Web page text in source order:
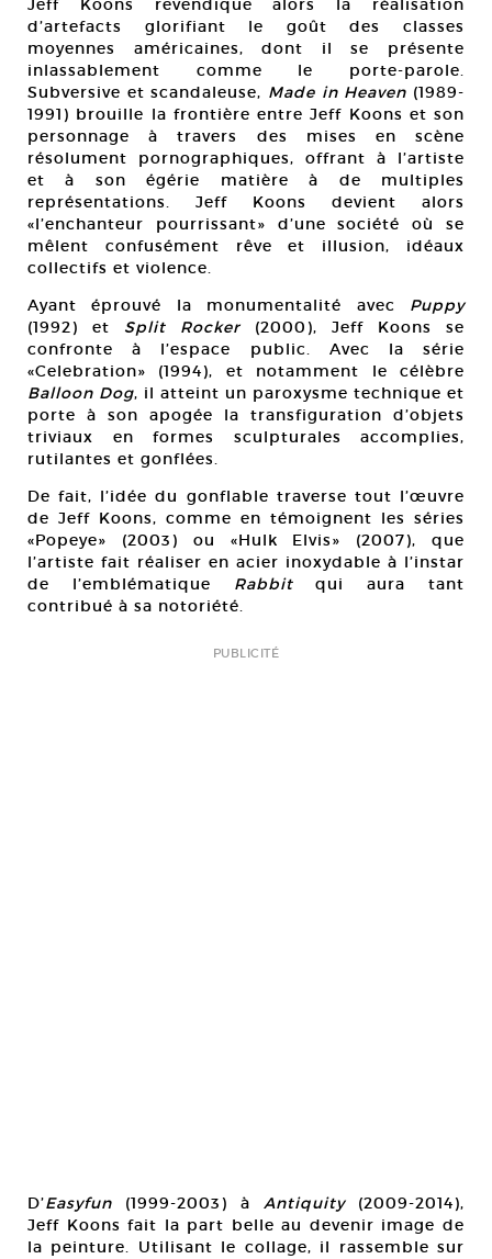
d’artefacts glorifiant le goût des classes
moyennes américaines, dont il se présente
inlassablement comme le porte-parole.
Subversive et scandaleuse, Made in Heaven (1989-
1991) brouille la frontière entre Jeff Koons et son
personnage à travers des mises en scène
résolument pornographiques, offrant à l’artiste
et à son égérie matière à de multiples
représentations. Jeff Koons devient alors
«l’enchanteur pourrissant» d’une société où se
mêlent confusément rêve et illusion, idéaux
collectifs et violence.
Ayant éprouvé la monumentalité avec Puppy
(1992) et Split Rocker (2000), Jeff Koons se
confronte à l’espace public. Avec la série
«Celebration» (1994), et notamment le célèbre
Balloon Dog, il atteint un paroxysme technique et
porte à son apogée la transfiguration d’objets
triviaux en formes sculpturales accomplies,
rutilantes et gonflées.
De fait, l’idée du gonflable traverse tout l’œuvre
de Jeff Koons, comme en témoignent les séries
«Popeye» (2003) ou «Hulk Elvis» (2007), que
l’artiste fait réaliser en acier inoxydable à l’instar
de l’emblématique Rabbitqui aura tant
contribué à sa notoriété.
PUBLICITÉ
D’Easyfun (1999-2003) à Antiquity(2009-2014),
Jeff Koons fait la part belle au devenir image de
la peinture. Utilisant le collage, il rassemble sur